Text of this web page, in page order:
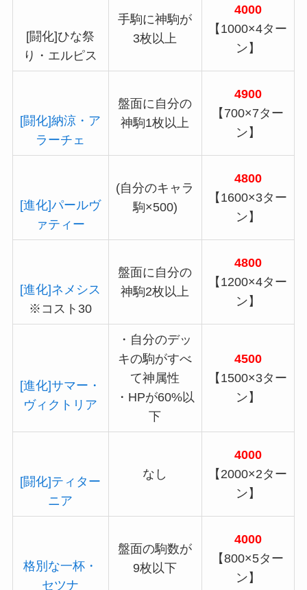
[闘化]ひな祭
り・エルピス
手駒に神駒が
3枚以上
4000
【1000×4ター
ン】
[闘化]納涼・ア
ラーチェ
盤面に自分の
神駒1枚以上
4900
【700×7ター
ン】
[進化]パールヴ
ァティー
(自分のキャラ
駒×500)
4800
【1600×3ター
ン】
[進化]ネメシス
※コスト30
盤面に自分の
神駒2枚以上
4800
【1200×4ター
ン】
[進化]サマー・
ヴィクトリア
・自分のデッ
キの駒がすべ
て神属性
・HPが60%以
下
4500
【1500×3ター
ン】
[闘化]ティター
ニア
なし
4000
【2000×2ター
ン】
格別な一杯・
セツナ
盤面の駒数が
9枚以下
4000
【800×5ター
ン】